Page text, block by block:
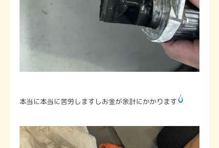
本当に本当に苦労しますしお金が余計にかかります